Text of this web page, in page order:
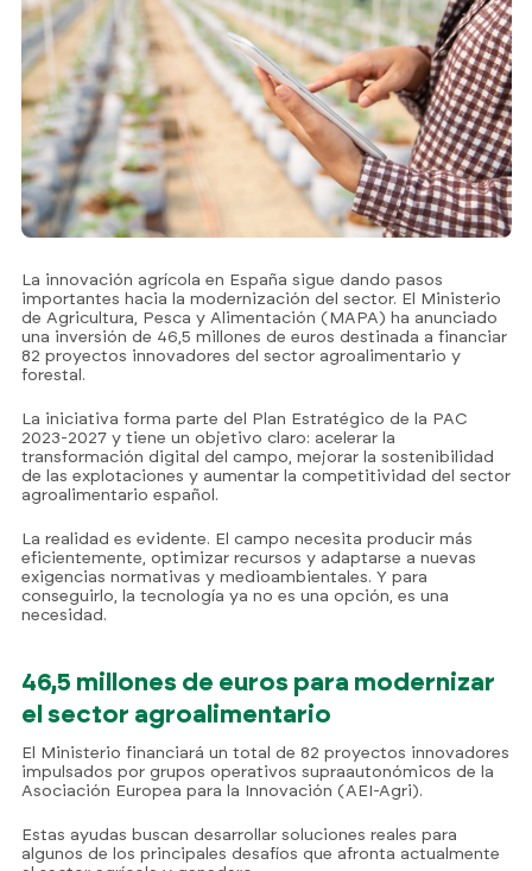
La innovación agrícola en España sigue dando pasos
importantes hacia la modernización del sector. El Ministerio
de Agricultura, Pesca y Alimentación (MAPA) ha anunciado
una inversión de 46,5 millones de euros destinada a financiar
82 proyectos innovadores del sector agroalimentario y
forestal.
La iniciativa forma parte del Plan Estratégico de la PAC
2023-2027 y tiene un objetivo claro: acelerar la
transformación digital del campo, mejorar la sostenibilidad
de las explotaciones y aumentar la competitividad del sector
agroalimentario español.
La realidad es evidente. El campo necesita producir más
eficientemente, optimizar recursos y adaptarse a nuevas
exigencias normativas y medioambientales. Y para
conseguirlo, la tecnología ya no es una opción, es una
necesidad.
46,5 millones de euros para modernizar
el sector agroalimentario
El Ministerio financiará un total de 82 proyectos innovadores
impulsados por grupos operativos supraautonómicos de la
Asociación Europea para la Innovación (AEI-Agri).
Estas ayudas buscan desarrollar soluciones reales para
algunos de los principales desafíos que afronta actualmente